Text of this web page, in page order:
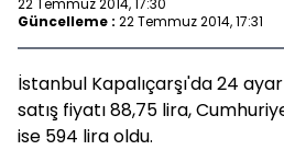
Güncelleme : 22 Temmuz 2014, 17:31
İstanbul Kapalıçarşı'da 24
satış fiyatı 88,75 lira,
ise 594 lira oldu.